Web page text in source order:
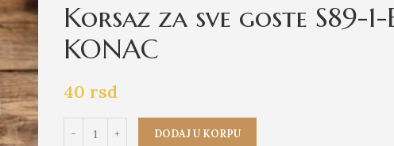
Korsaz za sve goste S89-1-
KONAC
40 rsd
DODAJ U KORPU